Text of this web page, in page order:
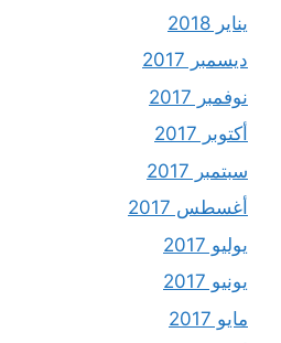
يناير 2018
ديسمبر 2017
نوفمبر 2017
أكتوبر 2017
سبتمبر 2017
أغسطس 2017
يوليو 2017
يونيو 2017
مايو 2017